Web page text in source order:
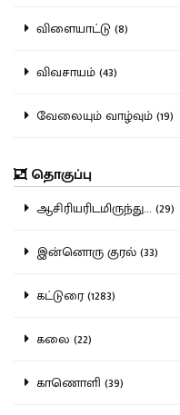
விளையாட்டு (8)
விவசாயம் (43)
வேலையும் வாழ்வும் (19)
தொகுப்பு
ஆசிரியரிடமிருந்து... (29)
இன்னொரு குரல் (33)
கட்டுரை (1283)
கலை (22)
காணொளி (39)